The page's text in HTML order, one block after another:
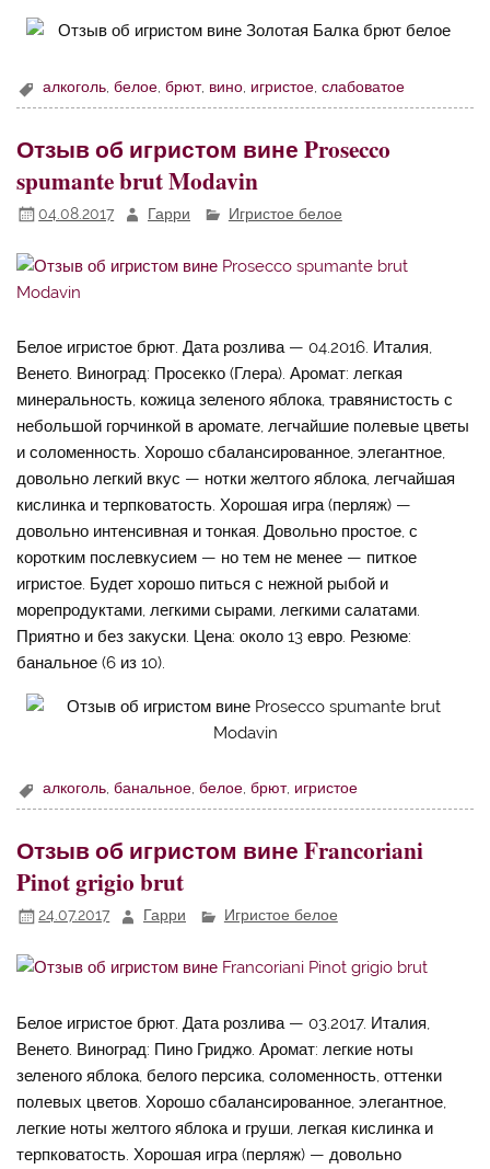
алкоголь ,белое ,брют, вино игристое ,слабоватое
Отзыв об игристом вине Prosecco
spumante brut Modavin
04.08.2017 Гарри Игристое белое
Белое игристое брют. Дата розлива — 04.2016. Италия,
Венето. Виноград: Просекко (Глера). Аромат: легкая
минеральность, кожица зеленого яблока, травянистость с
небольшой горчинкой в аромате, легчайшие полевые цветы
и соломенность. Хорошо сбалансированное, элегантное,
довольно легкий вкус — нотки желтого яблока, легчайшая
кислинка и терпковатость. Хорошая игра (перляж) —
довольно интенсивная и тонкая. Довольно простое, с
коротким послевкусием — но тем не менее — питкое
игристое. Будет хорошо питься с нежной рыбой и
морепродуктами, легкими сырами, легкими салатами.
Приятно и без закуски. Цена: около 13 евро. Резюме:
банальное (6 из 10).
алкоголь,банальное,белое,брют, игристое
Отзыв об игристом вине Francoriani
Pinot grigio brut
24.07.2017 Гарри Игристое белое
Белое игристое брют. Дата розлива — 03.2017. Италия,
Венето. Виноград: Пино Гриджо. Аромат: легкие ноты
зеленого яблока, белого персика, соломенность, оттенки
полевых цветов. Хорошо сбалансированное, элегантное,
легкие ноты желтого яблока и груши, легкая кислинка и
терпковатость. Хорошая игра (перляж) — довольно